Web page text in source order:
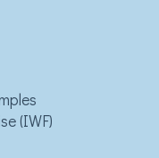
(IWF)